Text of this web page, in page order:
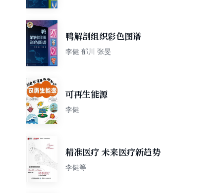
鸭解剖组织彩色图谱
李健 郁川 张旻
可再生能源
李健
精准医疗 未来医疗新趋势
李健等